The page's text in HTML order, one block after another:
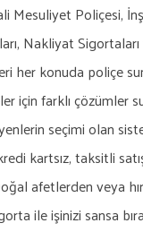
Mesuliyet Poliçesi,
Nakliyat
her konuda poliçe
için farklı çözümler
seçimi olan
kartsız, taksitli
afetlerden veya
ile işinizi sansa